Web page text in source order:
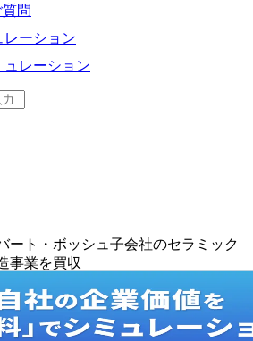
問
ート・ボッシュ子会社のセラミック
事業を買収